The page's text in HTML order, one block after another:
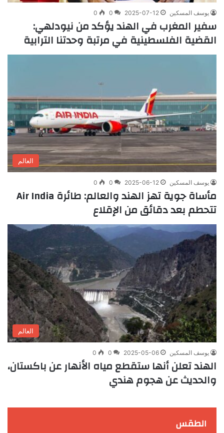
يوسف المسكين 2025-07-12
0
0
سفير المغرب في الهند يؤكد من نيودلهي:
القضية الفلسطينية في مرتبة وحدتنا الترابية
العالم
يوسف المسكين 2025-06-12
0
0
مأساة جوية تهز الهند والعالم: طائرة Air India
تتحطم بعد دقائق من الإقلاع
العالم
يوسف المسكين 2025-05-06
0
0
الهند تعلن أنها ستقطع مياه الأنهار عن باكستان،
والحديث عن هجوم هندي
الطقس